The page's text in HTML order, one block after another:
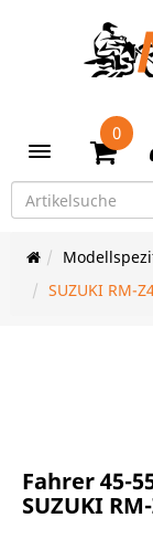
Toggle
0
SUZUKI RM-
Fahrer 45-
SUZUKI